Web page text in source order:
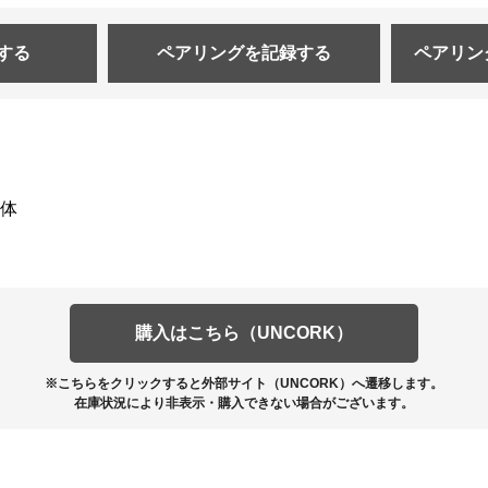
る ペアリングを記録する ペアリン
購入はこちら（UNCORK）
※こちらをクリックすると外部サイト（UNCORK）へ遷移します。
在庫状況により非表示・購入できない場合がございます。